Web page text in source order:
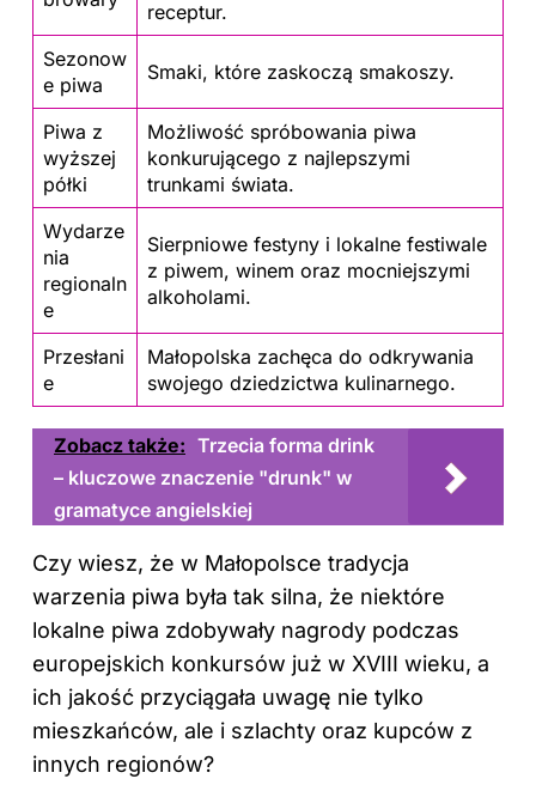
receptur.
Sezonow
e piwa
Smaki, które zaskoczą smakoszy.
Piwa z
wyższej
półki
Możliwość spróbowania piwa
konkurującego z najlepszymi
trunkami świata.
Wydarze
nia
regionaln
e
Sierpniowe festyny i lokalne festiwale
z piwem, winem oraz mocniejszymi
alkoholami.
Przesłani
e
Małopolska zachęca do odkrywania
swojego dziedzictwa kulinarnego.
Zobacz także: Trzecia forma drink
– kluczowe znaczenie "drunk" w
gramatyce angielskiej
Czy wiesz, że w Małopolsce tradycja
warzenia piwa była tak silna, że niektóre
lokalne piwa zdobywały nagrody podczas
europejskich konkursów już w XVIII wieku, a
ich jakość przyciągała uwagę nie tylko
mieszkańców, ale i szlachty oraz kupców z
innych regionów?